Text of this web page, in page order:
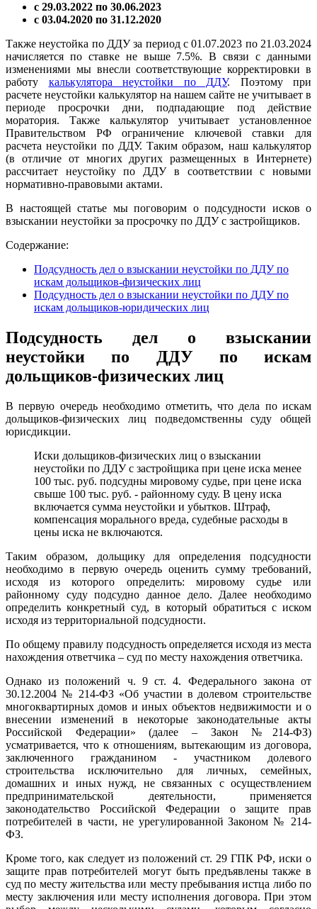
с 29.03.2022 по 30.06.2023
с 03.04.2020 по 31.12.2020
Также неустойка по ДДУ за период с 01.07.2023 по 21.03.2024
начисляется по ставке не выше 7.5%. В связи с данными
изменениями мы внесли соответствующие корректировки в
работу калькулятора неустойки по ДДУ. Поэтому при
расчете неустойки калькулятор на нашем сайте не учитывает в
периоде просрочки дни, подпадающие под действие
моратория. Также калькулятор учитывает установленное
Правительством РФ ограничение ключевой ставки для
расчета неустойки по ДДУ. Таким образом, наш калькулятор
(в отличие от многих других размещенных в Интернете)
рассчитает неустойку по ДДУ в соответствии с новыми
нормативно-правовыми актами.
В настоящей статье мы поговорим о подсудности исков о
взыскании неустойки за просрочку по ДДУ с застройщиков.
Содержание:
Подсудность дел о взыскании неустойки по ДДУ по
искам дольщиков-физических лиц
Подсудность дел о взыскании неустойки по ДДУ по
искам дольщиков-юридических лиц
Подсудность дел о взыскании
неустойки по ДДУ по искам
дольщиков-физических лиц
В первую очередь необходимо отметить, что дела по искам
дольщиков-физических лиц подведомственны суду общей
юрисдикции.
Иски дольщиков-физических лиц о взыскании
неустойки по ДДУ с застройщика при цене иска менее
100 тыс. руб. подсудны мировому судье, при цене иска
свыше 100 тыс. руб. - районному суду. В цену иска
включается сумма неустойки и убытков. Штраф,
компенсация морального вреда, судебные расходы в
цены иска не включаются.
Таким образом, дольщику для определения подсудности
необходимо в первую очередь оценить сумму требований,
исходя из которого определить: мировому судье или
районному суду подсудно данное дело. Далее необходимо
определить конкретный суд, в который обратиться с иском
исходя из территориальной подсудности.
По общему правилу подсудность определяется исходя из места
нахождения ответчика – суд по месту нахождения ответчика.
Однако из положений ч. 9 ст. 4. Федерального закона от
30.12.2004 № 214-ФЗ «Об участии в долевом строительстве
многоквартирных домов и иных объектов недвижимости и о
внесении изменений в некоторые законодательные акты
Российской Федерации» (далее – Закон №214-ФЗ)
усматривается, что к отношениям, вытекающим из договора,
заключенного гражданином - участником долевого
строительства исключительно для личных, семейных,
домашних и иных нужд, не связанных с осуществлением
предпринимательской деятельности, применяется
законодательство Российской Федерации о защите прав
потребителей в части, не урегулированной Законом № 214-
ФЗ.
Кроме того, как следует из положений ст. 29 ГПК РФ, иски о
защите прав потребителей могут быть предъявлены также в
суд по месту жительства или месту пребывания истца либо по
месту заключения или месту исполнения договора. При этом